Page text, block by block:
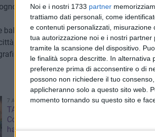
Noi e i nostri 1733 partner
trattiamo dati personali, come
e contenuti personalizzati, misurazione
tua autorizzazione noi e i nostri
tramite la scansione del dispositivo.
le finalità sopra descritte. In
preferenze prima di acconsentire o di
possono non richiedere il tuo
applicheranno solo a questo sito web.
momento tornando su questo sito e
di ripercorrere le orme di Alice.
ballerina invece, come si evince dai suoi
dove nella serata di sabato è stata
7 AGOSTO 2026
TARI 2026, Zona Comune: «Il
Comune poteva intervenire ma
ha scelto di non farlo